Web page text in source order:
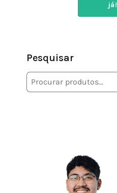
já!
Pesquisar